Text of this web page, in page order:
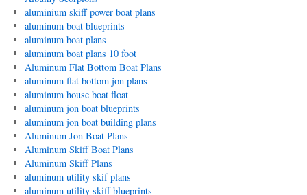
aluminium skiff power boat plans
aluminum boat blueprints
aluminum boat plans
aluminum boat plans 10 foot
Aluminum Flat Bottom Boat Plans
aluminum flat bottom jon plans
aluminum house boat float
aluminum jon boat blueprints
aluminum jon boat building plans
Aluminum Jon Boat Plans
Aluminum Skiff Boat Plans
Aluminum Skiff Plans
aluminum utility skif plans
aluminum utility skiff blueprints